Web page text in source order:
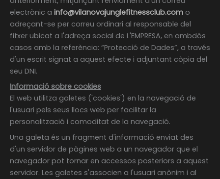
electrònic a info@vilanovajunglefitnessclub.com o
adreçant-se per correu ordinari al responsable del
fitxer ubicat a l'adreça social de L'EMPRESA, en ambdós
casos amb la referència: “Protecció de Dades”, a través
d'un escrit signat a aquest efecte i adjuntant còpia del
seu DNI.
Informació sobre cookies
El web utilitza galetes ('cookies') en la navegació de
l'usuari pels seus llocs web per facilitar la
personalització i comoditat de la navegació.
Una galeta és un fragment d'informació enviat des
d'un servidor de pàgines web a un navegador que el
navegador pot tornar en accessos posteriors a aquest
servidor. Les galetes s'associen a l'usuari anònim i al